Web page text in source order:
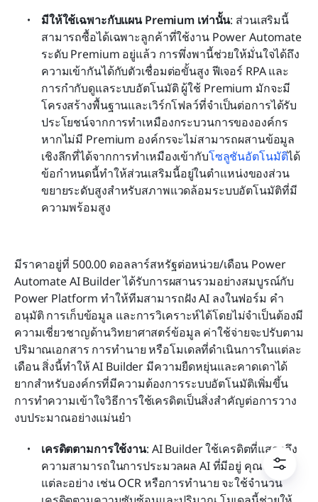
มีให้ใช้เฉพาะกับแผน Premium เท่านั้น: ส่วนเสริมนี้
สามารถซื้อได้เฉพาะลูกค้าที่ใช้งาน Power Automate
ระดับ Premium อยู่แล้ว การพึ่งพานี้ช่วยให้มั่นใจได้ถึง
ความเข้ากันได้กับตัวเชื่อมต่อขั้นสูง ฟีเจอร์ RPA และ
การกำกับดูแลระบบอัตโนมัติ ผู้ใช้ Premium มักจะมี
โครงสร้างพื้นฐานและเวิร์กโฟลว์ที่จำเป็นต่อการได้รับ
ประโยชน์จากการทำเหมืองกระบวนการขององค์กร
หากไม่มี Premium องค์กรจะไม่สามารถผสานข้อมูล
เชิงลึกที่ได้จากการทำเหมืองเข้ากับโซลูชันอัตโนมัติได้
ข้อกำหนดนี้ทำให้ส่วนเสริมนี้อยู่ในตำแหน่งของส่วน
ขยายระดับสูงสำหรับสภาพแวดล้อมระบบอัตโนมัติที่มี
ความพร้อมสูง
มีราคาอยู่ที่ 500.00 ดอลลาร์สหรัฐต่อหน่วย/เดือน Power
Automate AI Builder ได้รับการผสานรวมอย่างสมบูรณ์กับ
Power Platform ทำให้ทีมสามารถฝัง AI ลงในฟอร์ม คำ
อนุมัติ การเก็บข้อมูล และการวิเคราะห์ได้โดยไม่จำเป็นต้องมี
ความเชี่ยวชาญด้านวิทยาศาสตร์ข้อมูล ค่าใช้จ่ายจะปรับตาม
ปริมาณเอกสาร การทำนาย หรือโมเดลที่ดำเนินการในแต่ละ
เดือน สิ่งนี้ทำให้ AI Builder มีความยืดหยุ่นและคาดเดาได้
ยากสำหรับองค์กรที่มีความต้องการระบบอัตโนมัติเพิ่มขึ้น
การทำความเข้าใจวิธีการใช้เครดิตเป็นสิ่งสำคัญต่อการวาง
งบประมาณอย่างแม่นยำ
เครดิตตามการใช้งาน: AI Builder ใช้เครดิตที่แสดงถึง
ความสามารถในการประมวลผล AI ที่มีอยู่ คุณสมบัติ
แต่ละอย่าง เช่น OCR หรือการทำนาย จะใช้จำนวน